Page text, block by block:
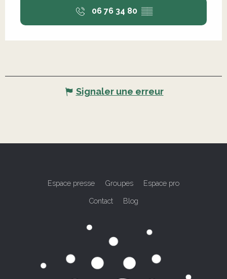
06 76 34 80 ▒▒
Signaler une erreur
Espace presse Groupes Espace pro
Contact Blog